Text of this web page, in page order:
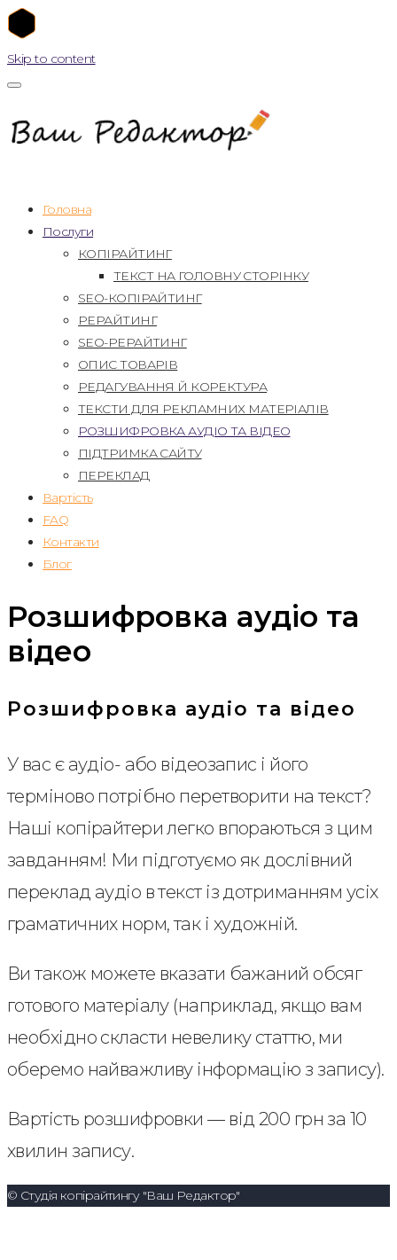
Skip to content
Головна
Послуги
КОПІРАЙТИНГ
ТЕКСТ НА ГОЛОВНУ СТОРІНКУ
SEO-КОПІРАЙТИНГ
РЕРАЙТИНГ
SEO-РЕРАЙТИНГ
ОПИС ТОВАРІВ
РЕДАГУВАННЯ Й КОРЕКТУРА
ТЕКСТИ ДЛЯ РЕКЛАМНИХ МАТЕРІАЛІВ
РОЗШИФРОВКА АУДІО ТА ВІДЕО
ПІДТРИМКА САЙТУ
ПЕРЕКЛАД
Вартість
FAQ
Контакти
Блог
Розшифровка аудіо та
відео
Розшифровка аудіо та відео
У вас є аудіо- або відеозапис і його
терміново потрібно перетворити на текст?
Наші копірайтери легко впораються з цим
завданням! Ми підготуємо як дослівний
переклад аудіо в текст із дотриманням усіх
граматичних норм, так і художній.
Ви також можете вказати бажаний обсяг
готового матеріалу (наприклад, якщо вам
необхідно скласти невелику статтю, ми
оберемо найважливу інформацію з запису).
Вартість розшифровки — від 200 грн за 10
хвилин запису.
© Студія копірайтингу "Ваш Редактор"